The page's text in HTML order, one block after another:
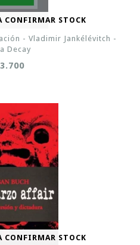
CONFIRMAR STOCK
- Vladimir Jankélévitch -
Decay
CONFIRMAR STOCK